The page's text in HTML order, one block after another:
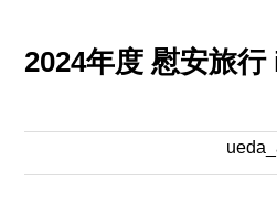
2024年度 慰安旅行